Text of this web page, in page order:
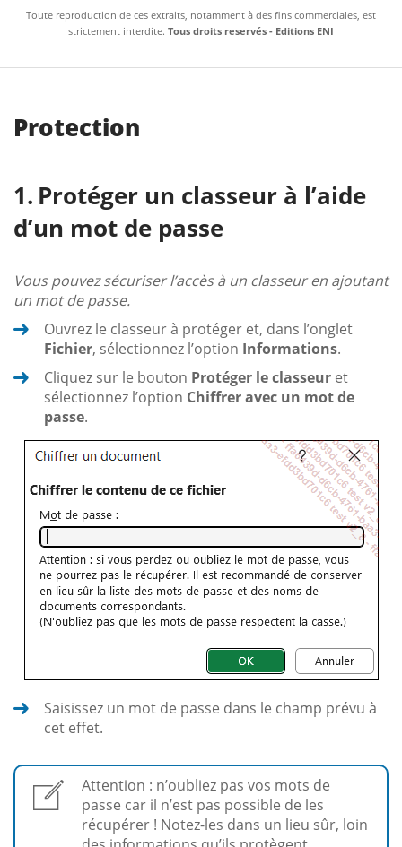
Toute reproduction de ces extraits, notamment à des fins commerciales, est
strictement interdite. Tous droits reservés - Editions ENI
Protection
Protéger un classeur à l’aide
d’un mot de passe
Vous pouvez sécuriser l’accès à un classeur en ajoutant
un mot de passe.
Ouvrez le classeur à protéger et, dans l’onglet
Fichier, sélectionnez l’option Informations.
Cliquez sur le bouton Protéger le classeur et
sélectionnez l’option Chiffrer avec un mot de
passe.
Saisissez un mot de passe dans le champ prévu à
cet effet.
Attention : n’oubliez pas vos mots de
passe car il n’est pas possible de les
récupérer ! Notez-les dans un lieu sûr, loin